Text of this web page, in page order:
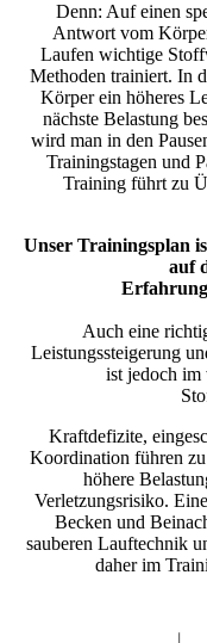
Denn: Auf einen
Antwort vom
Laufen wichtige
Methoden trainiert. In
Körper ein höheres
nächste Belastung
wird man in den
Trainingstagen und
Training führt zu
Unser Trainingsplan
auf
Auch eine
Leistungssteigerung
ist jedoch im
Kraftdefizite,
Koordination führen
höhere
Verletzungsrisiko.
Becken und
sauberen Lauftechnik
daher im